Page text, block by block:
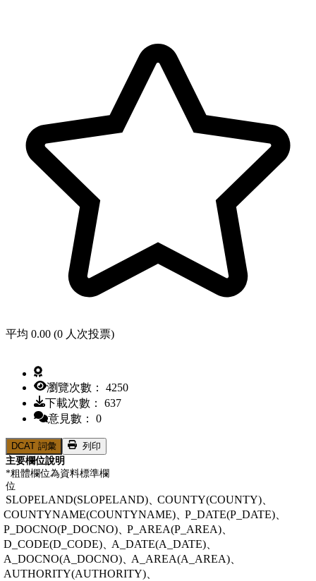
平均 0.00 (0 人次投票)
瀏覽次數： 4250
下載次數： 637
意見數： 0
DCAT 詞彙
列印
主要欄位說明
*粗體欄位為資料標準欄
位
SLOPELAND(SLOPELAND)、COUNTY(COUNTY)、
COUNTYNAME(COUNTYNAME)、P_DATE(P_DATE)、
P_DOCNO(P_DOCNO)、P_AREA(P_AREA)、
D_CODE(D_CODE)、A_DATE(A_DATE)、
A_DOCNO(A_DOCNO)、A_AREA(A_AREA)、
AUTHORITY(AUTHORITY)、